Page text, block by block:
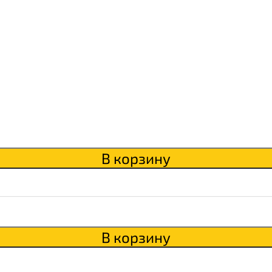
В корзину
В корзину